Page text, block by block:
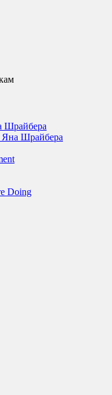
Шрайбера
Яна Шрайбера
Doing